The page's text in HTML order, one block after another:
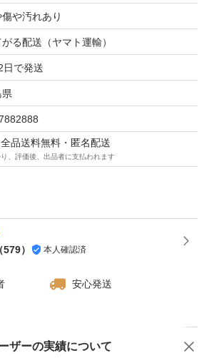
や汚れあり
る配送（ヤマト運輸）
日で発送
県
品送料無料・匿名配送
、評価後、出品者に支払われます
（579） 本人確認済
安心発送
ザーの実績について商品への質問